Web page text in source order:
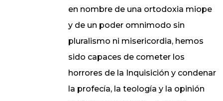
en nombre de una ortodoxia miope
y de un poder omnimodo sin
pluralismo ni misericordia, hemos
sido capaces de cometer los
horrores de la Inquisición y condenar
la profecía, la teología y la opinión